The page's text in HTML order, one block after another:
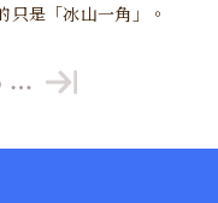
只是「冰山一角」。
…